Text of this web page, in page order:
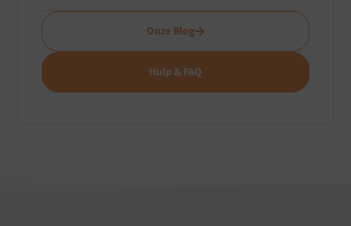
Onze Blog
Hulp & FAQ